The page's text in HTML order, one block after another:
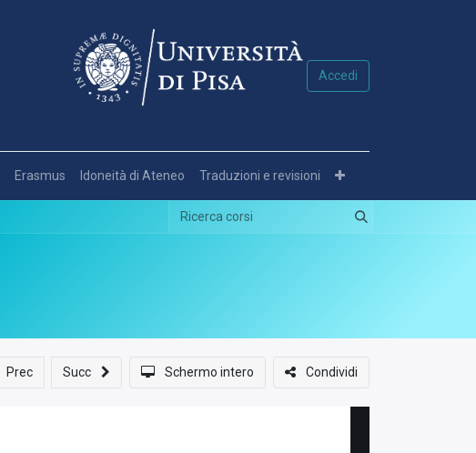
Accedi
Erasmus Idoneità di Ateneo Traduzioni e revisioni
Prec Succ Schermo intero Condividi